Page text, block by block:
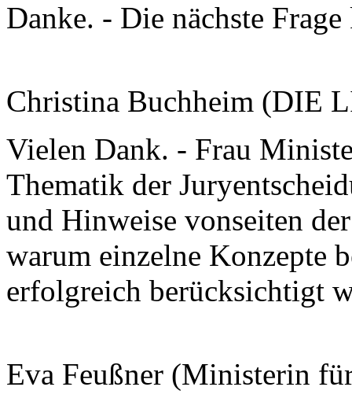
Danke. - Die nächste
Christina Buchheim (DIE
Vielen Dank. - Frau
Thematik der
und Hinweise vonseiten
warum einzelne Konzepte
erfolgreich berücksichtigt
Eva Feußner (Ministerin